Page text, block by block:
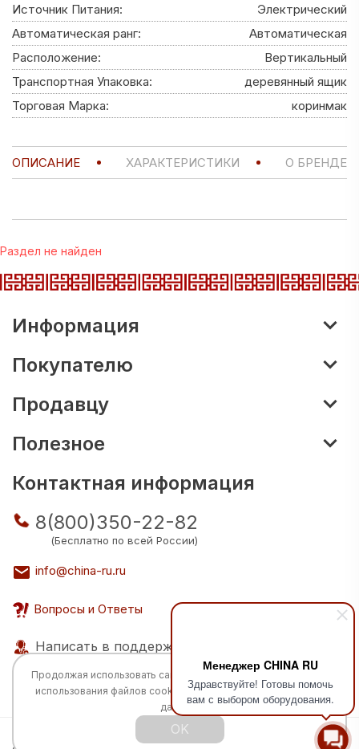
Менеджер CHINA RU
Здравствуйте! Готовы помочь
вам с выбором оборудования.
Источник Питания:
Электрический
Автоматическая ранг:
Автоматическая
Расположение:
Вертикальный
Транспортная Упаковка:
деревянный ящик
Торговая Марка:
коринмак
ОПИСАНИЕ ХАРАКТЕРИСТИКИ О БРЕНДЕ
Раздел не найден
Информация
Покупателю
Продавцу
Полезное
Контактная информация
8(800)350-22-82
(Бесплатно по всей России)
info@china-ru.ru
Вопросы и Ответы
Написать в поддержку
Все права защищены © 2026 Разработка:
Продолжая использовать сайт, вы соглашаетесь с
использования файлов cookie и обработкой персональных
данных.
OK